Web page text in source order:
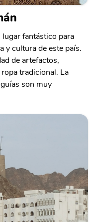
lugar fantástico para
y cultura de este país.
de artefactos,
tradicional. La
son muy